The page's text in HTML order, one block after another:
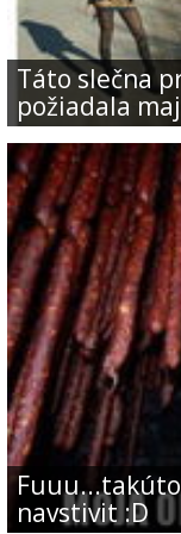
Táto slečna prudko olutovala, že
požiadala
Fuuu...takúto jaskynu by som chcel
navstivit :D